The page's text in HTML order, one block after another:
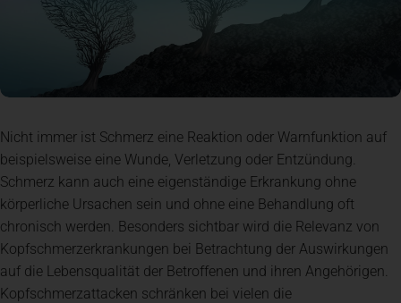
Veranstaltungen
+ Helfen
Patientenportal
Nicht immer ist Schmerz eine Reaktion oder Warnfunktion auf
beispielsweise eine Wunde, Verletzung oder Entzündung.
Schmerz kann auch eine eigenständige Erkrankung ohne
körperliche Ursachen sein und ohne eine Behandlung oft
chronisch werden. Besonders sichtbar wird die Relevanz von
Kopfschmerzerkrankungen bei Betrachtung der Auswirkungen
auf die Lebensqualität der Betroffenen und ihren Angehörigen.
Kopfschmerzattacken schränken bei vielen die